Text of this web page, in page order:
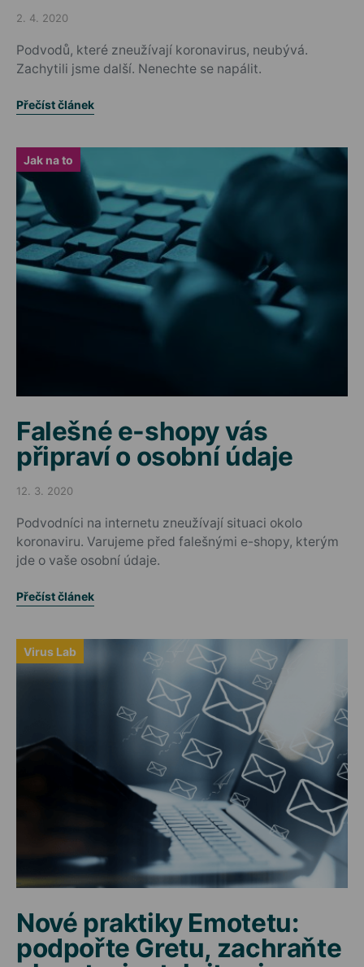
Posted on
2. 4. 2020
Podvodů, které zneužívají koronavirus, neubývá.
Zachytili jsme další. Nenechte se napálit.
Přečíst článek
Jak na to
Falešné e-shopy vás
připraví o osobní údaje
Posted on
12. 3. 2020
Podvodníci na internetu zneužívají situaci okolo
koronaviru. Varujeme před falešnými e-shopy, kterým
jde o vaše osobní údaje.
Přečíst článek
Virus Lab
Nové praktiky Emotetu:
podpořte Gretu, zachraňte